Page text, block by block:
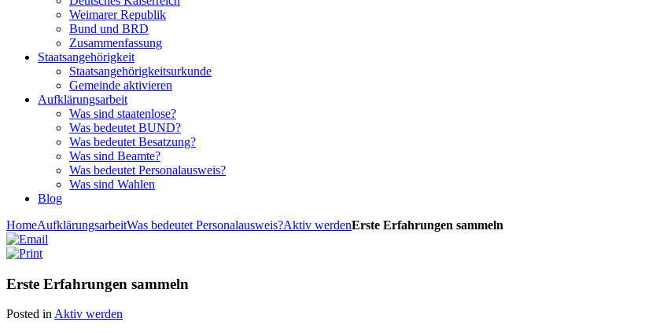
Weimarer Republik
Bund und BRD
Zusammenfassung
Staatsangehörigkeit
Staatsangehörigkeitsurkunde
Gemeinde aktivieren
Aufklärungsarbeit
Was sind staatenlose?
Was bedeutet BUND?
Was bedeutet Besatzung?
Was sind Beamte?
Was bedeutet Personalausweis?
Was sind Wahlen
Blog
HomeAufklärungsarbeitWas bedeutet Personalausweis?Aktiv werdenErste Erfahrungen sammeln
Erste Erfahrungen sammeln
Posted inAktiv werden